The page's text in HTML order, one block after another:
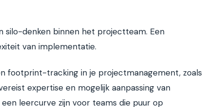
silo-denken binnen het projectteam. Een
van implementatie.
footprint-tracking in je projectmanagement, zoals
expertise en mogelijk aanpassing van
leercurve zijn voor teams die puur op